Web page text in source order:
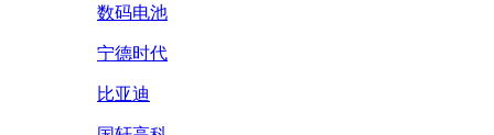
数码电池
宁德时代
比亚迪